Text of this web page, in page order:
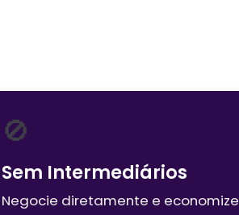
🚫
Sem Intermediários
Negocie diretamente e economize